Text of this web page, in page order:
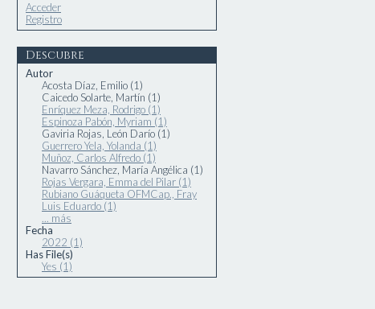
Acceder
Registro
Descubre
Autor
Acosta Díaz, Emilio (1)
Caicedo Solarte, Martín (1)
Enríquez Meza, Rodrigo (1)
Espinoza Pabón, Myriam (1)
Gaviria Rojas, León Darío (1)
Guerrero Yela, Yolanda (1)
Muñoz, Carlos Alfredo (1)
Navarro Sánchez, María Angélica (1)
Rojas Vergara, Emma del Pilar (1)
Rubiano Guáqueta OFMCap., Fray
Luis Eduardo (1)
... más
Fecha
2022 (1)
Has File(s)
Yes (1)